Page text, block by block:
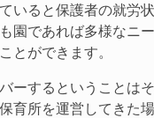
いると保護者の就労
園であれば多様なニ
とができます。
ーするということは
育所を運営してきた